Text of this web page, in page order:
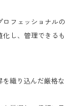
ロフェッショナルの
し、管理できるも
織り込んだ厳格な